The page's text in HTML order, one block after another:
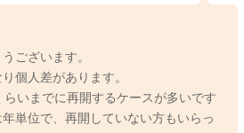
ございます。
個人差があります。
いまでに再開するケースが多いです
単位で、再開していない方もいらっ